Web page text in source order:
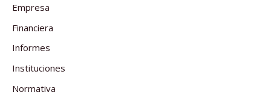
Empresa
Financiera
Informes
Instituciones
Normativa